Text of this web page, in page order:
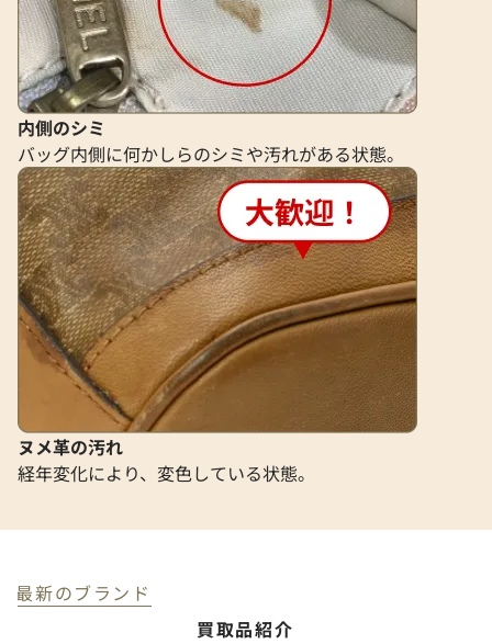
内側のシミ
バッグ内側に何かしらのシミや汚れがある状態。
ヌメ革の汚れ
経年変化により、変色している状態。
最新のブランド
買取品紹介